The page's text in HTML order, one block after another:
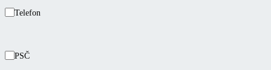
Telefon
PSČ